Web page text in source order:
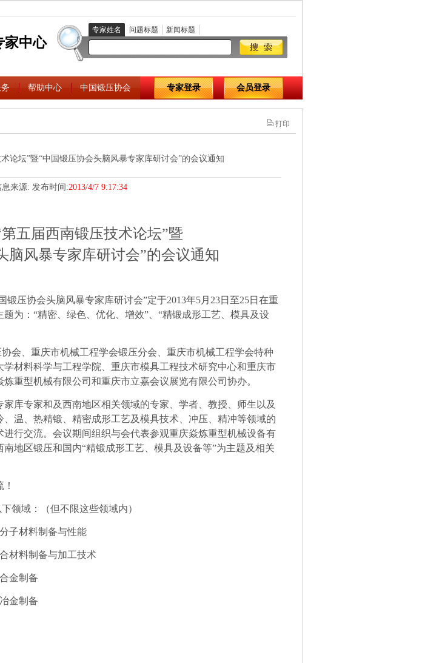
家中心
专家姓名 问题标题 新闻标题
帮助中心 中国锻压协会 专家登录 会员登录
打印
论坛”暨“中国锻压协会头脑风暴专家库研讨会”的会议通知
息来源: 发布时间:2013/4/7 9:17:34
五届西南锻压技术论坛”暨
脑风暴专家库研讨会”的会议通知
锻压协会头脑风暴专家库研讨会”定于2013年5月 23日至25日在重
为：“精密、绿色、优化、增效”、“精锻成形工艺、模具及设
会、重庆市机械工程学会锻压分会、重庆市机械工程学会特种
材料科学与工程学院、重庆市模具工程技术研究中心和重庆市
重型机械有限公司和重庆市立嘉会议展览有限公司协办。
库专家和及西南地区相关领域的专家、学者、教授、师生以及
温、热精锻、精密成形工艺及模具技术、冲压、精冲等领域的
行交流。会议期间组织与会代表参观重庆焱炼重型机械设备有
地区锻压和国内“精锻成形工艺、模具及设备等”为主题及相关
领域：（但不限这些领域内）
分子材料制备与性能
合材料制备与加工技术
金制备
金制备